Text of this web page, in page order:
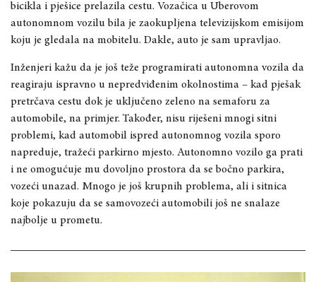
bicikla i pješice prelazila cestu. Vozačica u Uberovom
autonomnom vozilu bila je zaokupljena televizijskom emisijom
koju je gledala na mobitelu. Dakle, auto je sam upravljao.
Inženjeri kažu da je još teže programirati autonomna vozila da
reagiraju ispravno u nepredviđenim okolnostima – kad pješak
pretrčava cestu dok je uključeno zeleno na semaforu za
automobile, na primjer. Također, nisu riješeni mnogi sitni
problemi, kad automobil ispred autonomnog vozila sporo
napreduje, tražeći parkirno mjesto. Autonomno vozilo ga prati
i ne omogućuje mu dovoljno prostora da se bočno parkira,
vozeći unazad. Mnogo je još krupnih problema, ali i sitnica
koje pokazuju da se samovozeći automobili još ne snalaze
najbolje u prometu.